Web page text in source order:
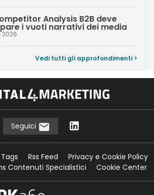
Analysis B2B deve
i vuoti narrativi dei media
2026
Vedi tutti gli approfondimenti >
Seguici
Tags Rss Feed
Privacy e Cookie Policy
Contenuti Specialistici
Cookie Center